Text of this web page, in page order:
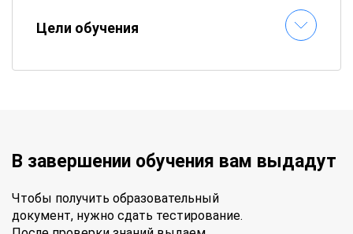
Цели обучения
В завершении обучения вам выдадут
Чтобы получить образовательный
документ, нужно сдать тестирование.